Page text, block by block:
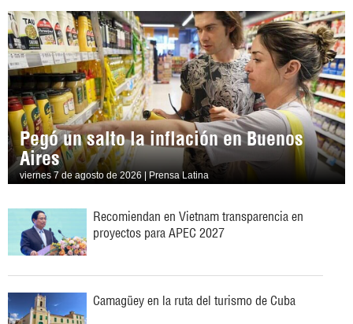
Pegó un salto la inflación en Buenos
Aires
viernes 7 de agosto de 2026 | Prensa Latina
Recomiendan en Vietnam transparencia en
proyectos para APEC 2027
Camagüey en la ruta del turismo de Cuba